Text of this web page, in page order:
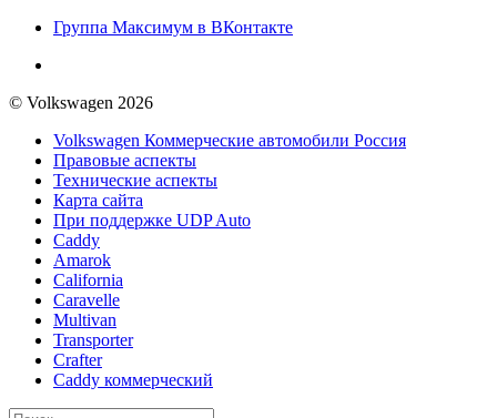
Группа Максимум в ВКонтакте
© Volkswagen 2026
Volkswagen Коммерческие автомобили Россия
Правовые аспекты
Технические аспекты
Карта сайта
При поддержке UDP Auto
Caddy
Amarok
California
Caravelle
Multivan
Transporter
Crafter
Caddy коммерческий